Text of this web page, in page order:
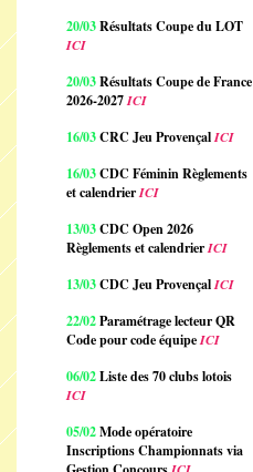
20/03Résultats Coupe du LOT
ICI
20/03Résultats Coupe de France
2026-2027ICI
16/03CRC Jeu ProvençalICI
16/03CDC Féminin Règlements
et calendrierICI
13/03CDC Open 2026
Règlements et calendrierICI
13/03CDC Jeu ProvençalICI
22/02Paramétrage lecteur QR
Code pour code équipeICI
06/02Liste des 70 clubs lotois
ICI
05/02Mode opératoire
Inscriptions Championnats via